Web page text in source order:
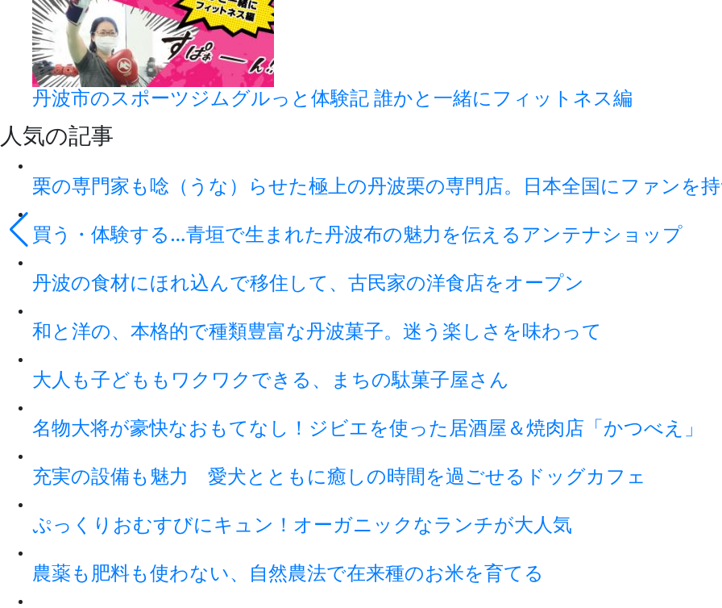
丹波市のスポーツジムグルっと体験記 誰かと一緒にフィットネス編
人気の記事
栗の専門家も唸（うな）らせた極上の丹波栗の専門店。日本全国にファンを
買う・体験する…青垣で生まれた丹波布の魅力を伝えるアンテナショップ
丹波の食材にほれ込んで移住して、古民家の洋食店をオープン
和と洋の、本格的で種類豊富な丹波菓子。迷う楽しさを味わって
大人も子どももワクワクできる、まちの駄菓子屋さん
名物大将が豪快なおもてなし！ジビエを使った居酒屋＆焼肉店「かつべえ」
充実の設備も魅力 愛犬とともに癒しの時間を過ごせるドッグカフェ
ぷっくりおむすびにキュン！オーガニックなランチが大人気
農薬も肥料も使わない、自然農法で在来種のお米を育てる